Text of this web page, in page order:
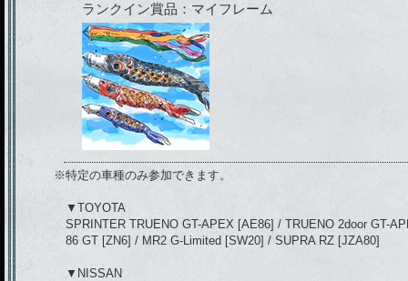
ランクイン賞品：マイフレーム
※特定の車種のみ参加できます。
▼TOYOTA
SPRINTER TRUENO GT-APEX [AE86] / TRUENO 2door GT-
86 GT [ZN6] / MR2 G-Limited [SW20] / SUPRA RZ [JZA80]
▼NISSAN